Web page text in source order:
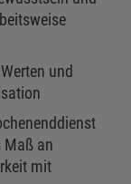
und
Maß an
mit